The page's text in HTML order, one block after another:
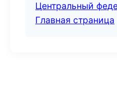
Центральный
Главная страница